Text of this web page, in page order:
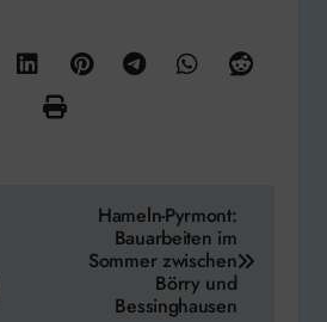
Hameln-Pyrmont:
Bauarbeiten im
Sommer zwischen
Börry und
Bessinghausen